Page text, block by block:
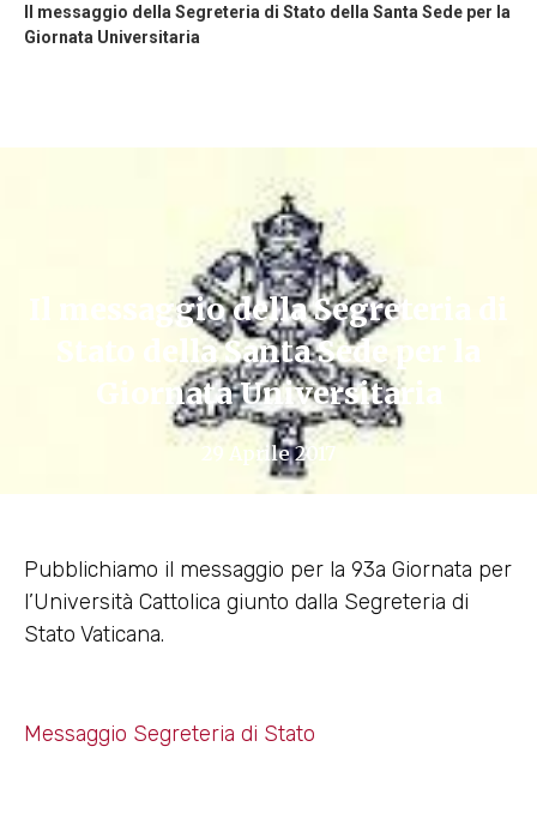
Il messaggio della Segreteria di Stato della Santa Sede per la
Giornata Universitaria
Il messaggio della Segreteria di
Stato della Santa Sede per la
Giornata Universitaria
29 Aprile 2017
Pubblichiamo il messaggio per la 93a Giornata per
l’Università Cattolica giunto dalla Segreteria di
Stato Vaticana.
Messaggio Segreteria di Stato